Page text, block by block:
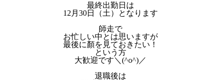
最終出勤日は
12月30日（土）となります
師走で
お忙しい中とは思いますが
最後に顏を見ておきたい！
という方
大歓迎です＼(^o^)／
退職後は